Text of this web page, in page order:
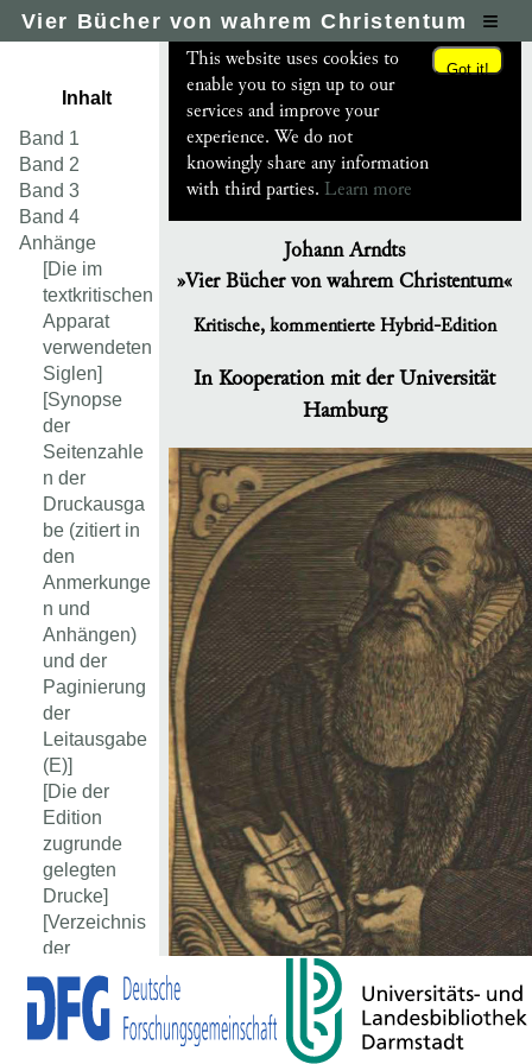
Vier Bücher von wahrem Christentum ≡
Inhalt
Band 1
Band 2
Band 3
Band 4
Anhänge
[Die im
textkritischen
Apparat
verwendeten
Siglen]
[Synopse
der
Seitenzahle
n der
Druckausga
be (zitiert in
den
Anmerkunge
n und
Anhängen)
und der
Paginierung
der
Leitausgabe
(E)]
[Die der
Edition
zugrunde
gelegten
Drucke]
[Verzeichnis
der
Emendation
en]
[Verzeichnis
This website uses cookies to
enable you to sign up to our
services and improve your
experience. We do not
knowingly share any information
with third parties.Learn more
Got it!
Johann Arndts
»Vier Bücher von wahrem Christentum«
Kritische, kommentierte Hybrid-Edition
In Kooperation mit der Universität
Hamburg